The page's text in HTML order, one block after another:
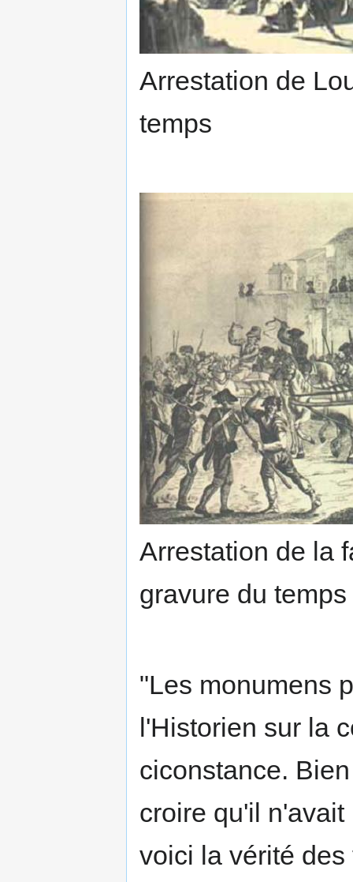
Arrestation de
temps
Arrestation de la
gravure du temps
"Les monumens
l'Historien sur la
ciconstance.
croire qu'il
voici la vérité